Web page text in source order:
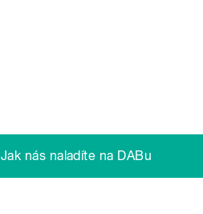
Jak nás naladíte na DABu